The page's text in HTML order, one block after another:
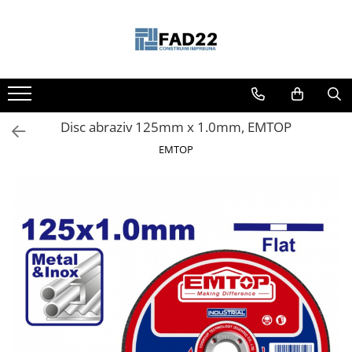
Materiale de constructii
Termoizolatii
Vata minerala
OSB
Cherestea
Dusumea
Lambriu
Tavan
Accesorii pentru cofraje
Disc abraziv 125mm x 1.0mm, EMTOP
EMTOP